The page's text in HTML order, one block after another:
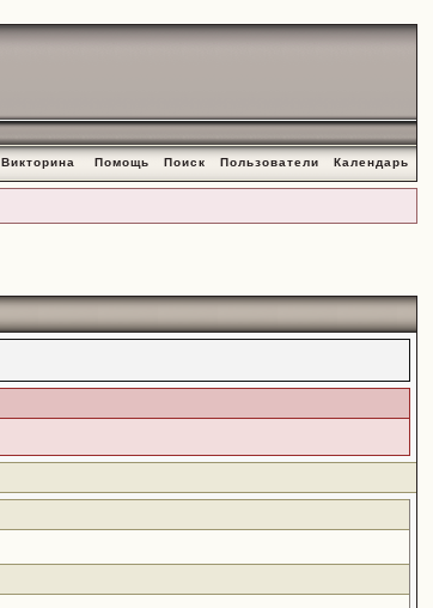
Викторина Помощь Поиск Пользователи Календарь